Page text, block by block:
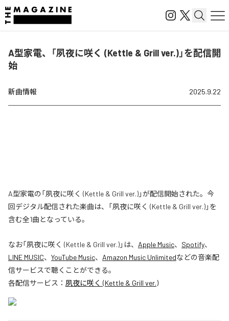
A型家電、「夙夜に咲く (Kettle & Grill ver.)」を配信開
始
新曲情報 2025.9.22
A型家電の「夙夜に咲く (Kettle & Grill ver.)」が配信開始された。今
回デジタル配信された楽曲は、「夙夜に咲く (Kettle & Grill ver.)」を
含む全1曲となっている。
なお「夙夜に咲く (Kettle & Grill ver.)」は、 Apple Music、 Spotify、
LINE MUSIC、 YouTube Music、 Amazon Music Unlimitedなどの音楽配
信サービスで聴くことができる。
各配信サービス： 夙夜に咲く (Kettle & Grill ver.)